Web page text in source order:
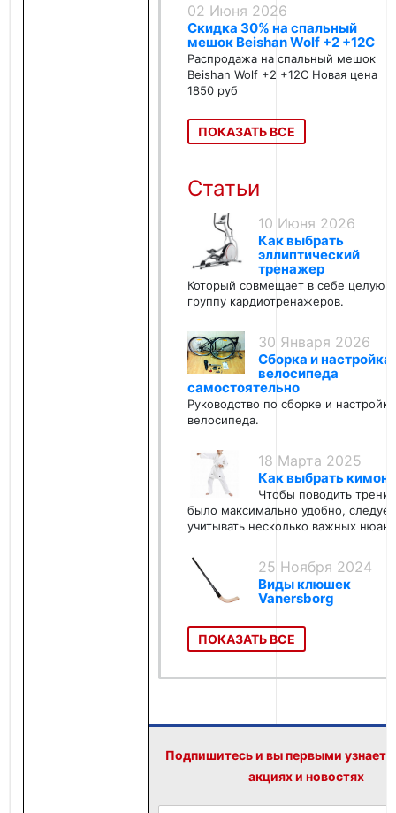
02 Июня 2026
Скидка 30% на спальный
мешок Beishan Wolf +2 +12C
Распродажа на спальный мешок
Beishan Wolf +2 +12C Новая цена
1850 руб
ПОКАЗАТЬ ВСЕ
Статьи
10 Июня 2026
Как выбрать
эллиптический
тренажер
Который совмещает в себе целую
группу кардиотренажеров.
30 Января 2026
Сборка и настройка
велосипеда
самостоятельно
Руководство по сборке и настройке
велосипеда.
18 Марта 2025
Как выбрать кимоно
Чтобы поводить
было максимально удобно, следует
учитывать несколько важных
25 Ноября 2024
Виды клюшек
Vanersborg
ПОКАЗАТЬ ВСЕ
Подпишитесь и вы первыми
акциях и новостях